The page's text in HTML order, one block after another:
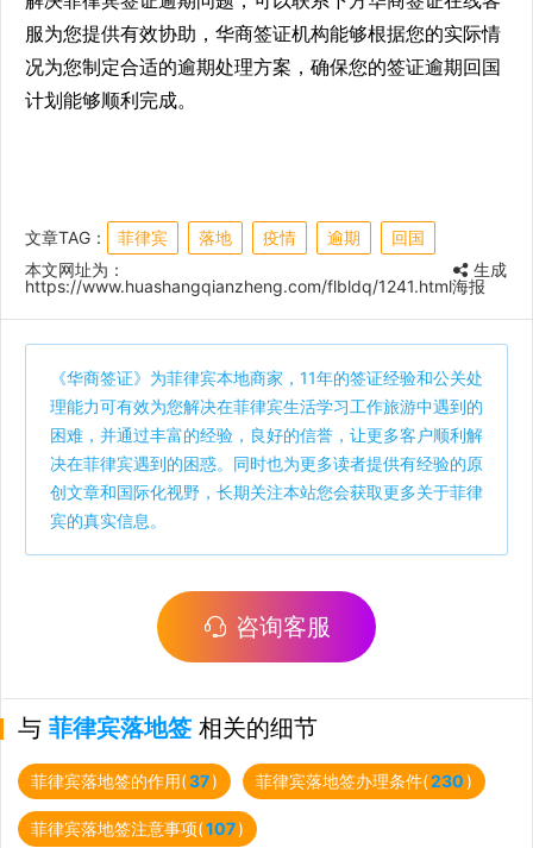
服为您提供有效协助，华商签证机构能够根据您的实际情
况为您制定合适的逾期处理方案，确保您的签证逾期回国
计划能够顺利完成。
文章TAG： 菲律宾 落地 疫情 逾期
回国
本文网址为：
https://www.huashangqianzheng.com/flbldq/1241.html
生成
海报
《华商签证》为菲律宾本地商家，11年的签证经验和公关处
理能力可有效为您解决在菲律宾生活学习工作旅游中遇到的
困难，并通过丰富的经验，良好的信誉，让更多客户顺利解
决在菲律宾遇到的困惑。同时也为更多读者提供有经验的原
创文章和国际化视野，长期关注本站您会获取更多关于菲律
宾的真实信息。
咨询客服
与 菲律宾落地签 相关的细节
菲律宾落地签的作用(37) 菲律宾落地签办理条件(230)
菲律宾落地签注意事项(107)